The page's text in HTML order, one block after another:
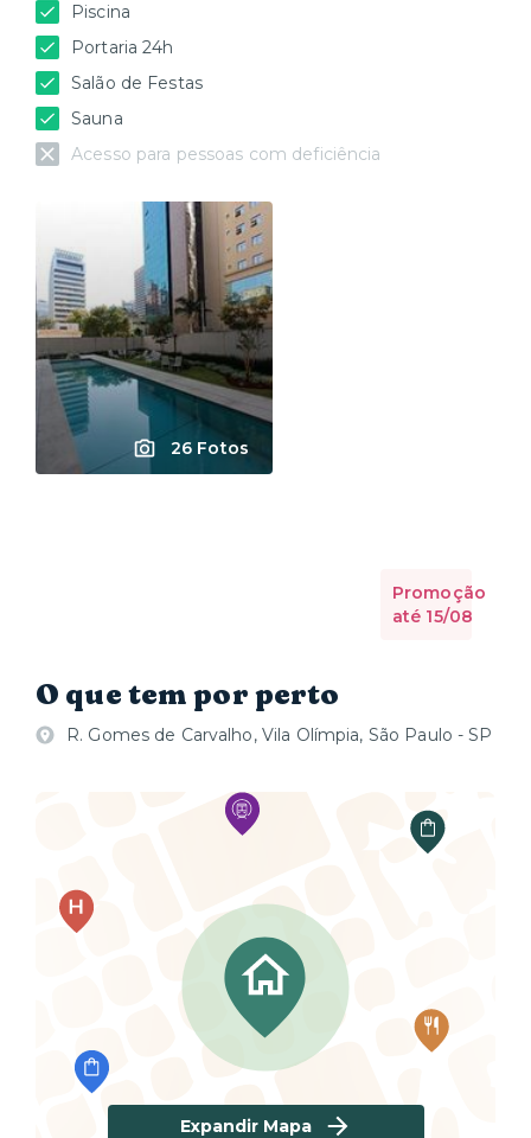
Piscina
Portaria 24h
Salão de Festas
Sauna
Acesso para pessoas com deficiência
26 Fotos
Promoção
até 15/08
O que tem por perto
R. Gomes de Carvalho, Vila Olímpia, São Paulo - SP
Expandir Mapa